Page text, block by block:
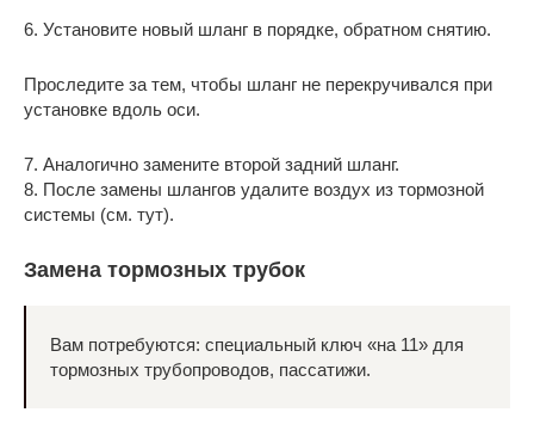
6. Установите новый шланг в порядке, обратном снятию.
Проследите за тем, чтобы шланг не перекручивался при
установке вдоль оси.
7. Аналогично замените второй задний шланг.
8. После замены шлангов удалите воздух из тормозной
системы (см. тут).
Замена тормозных трубок
Вам потребуются: специальный ключ «на 11» для
тормозных трубопроводов, пассатижи.